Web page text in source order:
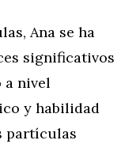
Ana se ha
significativos
a nivel
y habilidad
partículas